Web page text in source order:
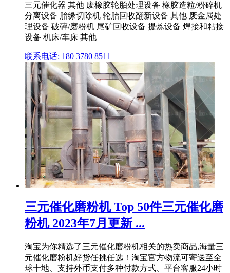
三元催化器 其他 废橡胶轮胎处理设备 橡胶造粒/粉碎机
分离设备 胎缘切除机 轮胎回收翻新设备 其他 废金属处
理设备 破碎/磨粉机 尾矿回收设备 提炼设备 焊接和粘接
设备 机床/车床 其他
联系电话: 180 3780 8511
三元催化磨粉机 Top 50件三元催化磨
粉机 2023年7月更新 ...
淘宝为你精选了三元催化磨粉机相关的热卖商品,海量三
元催化磨粉机好货任挑任选！淘宝官方物流可寄送至全
球十地、支持外币支付多种付款方式、平台客服24小时